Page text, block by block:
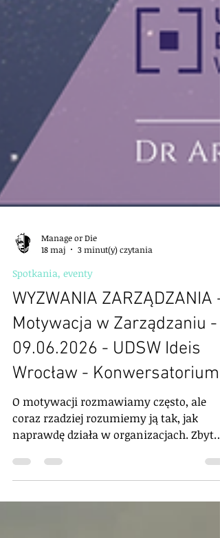
Manage or Die
WYZWANIA ZARZĄDZANIA -
Motywacja w Zarządzaniu -
Wrocław - Konwersatorium
O motywacji rozmawiamy często, ale
coraz rzadziej rozumiemy ją tak, jak
wynagrodzeń, premii i benefitów,